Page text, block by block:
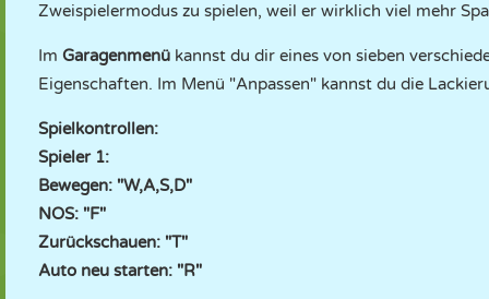
Zweispielermodus zu spielen, weil er wirklich viel mehr
Im Garagenmenü kannst du dir eines von sieben
Eigenschaften. Im Menü "Anpassen" kannst du die
Spielkontrollen:
Spieler 1:
Bewegen: "W,A,S,D"
NOS: "F"
Zurückschauen: "T"
Auto neu starten: "R"